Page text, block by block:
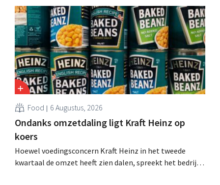
moeten dit momentum grijpen”.
Food 6 Augustus, 2026
Ondanks omzetdaling ligt Kraft Heinz op
koers
Hoewel voedingsconcern Kraft Heinz in het tweede
kwartaal de omzet heeft zien dalen, spreekt het bedrijf